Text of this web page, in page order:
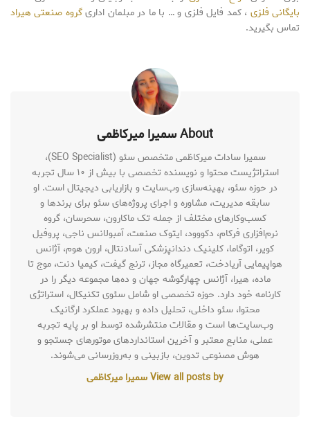
بایگانی فلزی ، کمد فایل فلزی و … با ما در مبلمان اداریگروه صنعتی هیراد
تماس بگیرید.
About سمیرا میرکاظمی
سمیرا سادات میرکاظمی متخصص سئو (SEO Specialist)،
استراتژیست محتوا و نویسنده تخصصی با بیش از ۱۰ سال تجربه
در حوزه سئو، بهینه‌سازی وب‌سایت و بازاریابی دیجیتال است. او
سابقه مدیریت، مشاوره و اجرای پروژه‌های سئو برای برندها و
کسب‌وکارهای مختلف از جمله تک ماکارون، سحرسان، گروه
نرم‌افزاری فرکام، دکووود، ایتوک صنعت، آمبولانس ناجی، پروفیل
کویر، اتوگاما، کلینیک دندانپزشکی آسادنتال، ارون هوم، آژانس
هواپیمایی آریادخت، تعمیرگاه مجاز، ترنج گیفت، کیمیا دنت، موج تا
ماده، هیرا، آژانس چهارگوشه جهان و ده‌ها مجموعه دیگر را در
کارنامه خود دارد. حوزه تخصصی او شامل سئوی تکنیکال، استراتژی
محتوا، سئو داخلی، تحلیل داده و بهبود عملکرد ارگانیک
وب‌سایت‌ها است و مقالات منتشرشده توسط او بر پایه تجربه
عملی، منابع معتبر و آخرین استانداردهای موتورهای جستجو و
هوش مصنوعی تدوین، بازبینی و به‌روزرسانی می‌شوند.
View all posts by سمیرا میرکاظمی